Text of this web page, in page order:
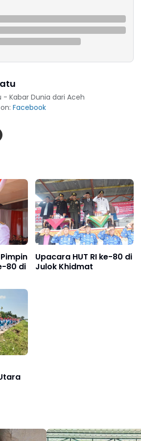
- Kabar Dunia dari Aceh
Facebook
80 di
Upacara HUT RI ke-80 di
Julok Khidmat